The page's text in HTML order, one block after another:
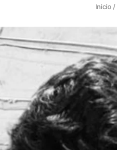
Inicio /